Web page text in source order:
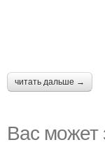
читать дальше →
Вас может